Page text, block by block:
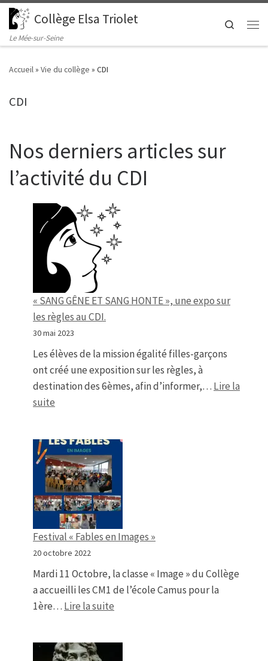
Passer au contenu
Collège Elsa Triolet
Le Mée-sur-Seine
Search
Accueil » Vie du collège » CDI
CDI
Nos derniers articles sur
l’activité du CDI
« SANG GÊNE ET SANG HONTE », une expo sur
les règles au CDI.
30 mai 2023
Les élèves de la mission égalité filles-garçons
ont créé une exposition sur les règles, à
destination des 6èmes, afin d’informer,… Lire la
suite
Festival « Fables en Images »
20 octobre 2022
Mardi 11 Octobre, la classe « Image » du Collège
a accueilli les CM1 de l’école Camus pour la
1ère… Lire la suite